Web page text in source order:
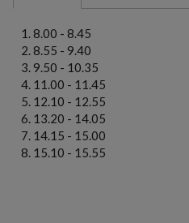
8.00 - 8.45
8.55 - 9.40
9.50 - 10.35
11.00 - 11.45
12.10 - 12.55
13.20 - 14.05
14.15 - 15.00
15.10 - 15.55